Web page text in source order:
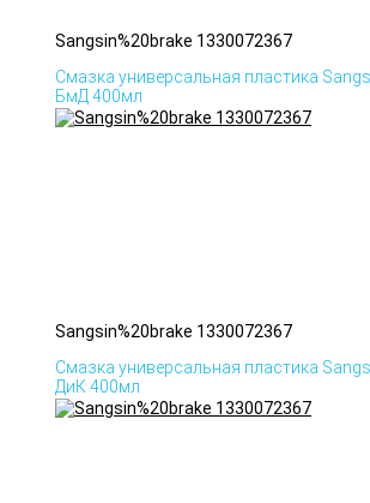
Sangsin%20brake 1330072367
Смазка универсальная пластика
БмД 400мл
Sangsin%20brake 1330072367
Смазка универсальная пластика
ДиК 400мл